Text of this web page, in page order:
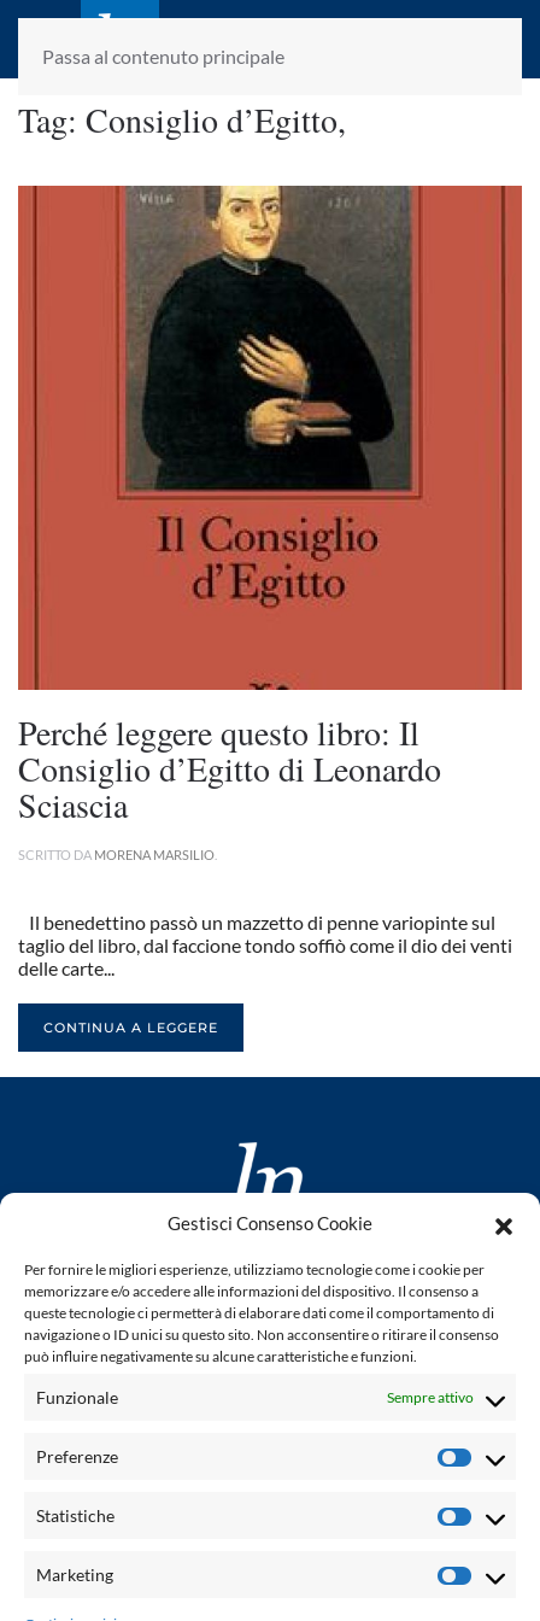
Gestisci Consenso Cookie
Per fornire le migliori esperienze, utilizziamo tecnologie come i cookie per
memorizzare e/o accedere alle informazioni del dispositivo. Il consenso a
queste tecnologie ci permetterà di elaborare dati come il comportamento di
navigazione o ID unici su questo sito. Non acconsentire o ritirare il consenso
può influire negativamente su alcune caratteristiche e funzioni.
Funzionale Sempre attivo
Preferenze
Statistiche
Marketing
Passa al contenuto principale
laletteraturaenoi.it
fondato da Romano Luperini
Tag: Consiglio d’Egitto,
Perché leggere questo libro: Il
Consiglio d’Egitto di Leonardo
Sciascia
SCRITTO DA MORENA MARSILIO
Il benedettino passò un mazzetto di penne variopinte sul
taglio del libro, dal faccione tondo soffiò come il dio dei venti
delle carte...
CONTINUA A LEGGERE
www.laletteraturaenoi.it
fondato da Romano Luperini
Questo blog non rappresenta una testata giornalistica in
quanto viene aggiornato senza alcuna periodicità. Non può
legge n° 62 del 7.03.2001. L'autore non è responsabile per
email: